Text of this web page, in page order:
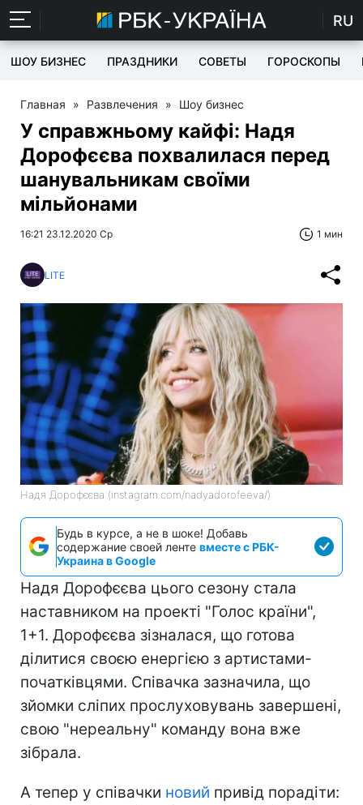
RU
ШОУ БИЗНЕС ПРАЗДНИКИ СОВЕТЫ ГОРОСКОПЫ
Главная » Развлечения » Шоу бизнес
У справжньому кайфі: Надя
Дорофєєва похвалилася перед
шанувальникам своїми
мільйонами
16:21 23.12.2020 Ср 1 мин
LITE
Надя Дорофєєва (instagram.com/nadyadorofeeva/)
Будь в курсе, а не в шоке! Добавь
содержание своей ленте вместе с РБК-
Украина в Google
Надя Дорофєєва цього сезону стала
наставником на проекті "Голос країни",
1+1. Дорофєєва зізналася, що готова
ділитися своєю енергією з артистами-
початківцями. Співачка зазначила, що
зйомки сліпих прослуховувань завершені,
свою "нереальну" команду вона вже
зібрала.
А тепер у співачки новий привід порадіти: